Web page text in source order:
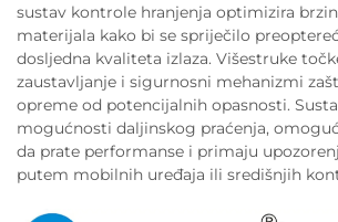
sustav kontrole hranjenja optimizira
materijala kako bi se spriječilo
dosljedna kvaliteta izlaza. Višestruke
zaustavljanje i sigurnosni mehanizmi
opreme od potencijalnih opasnosti.
mogućnosti daljinskog praćenja,
da prate performanse i primaju
putem mobilnih uređaja ili središnjih